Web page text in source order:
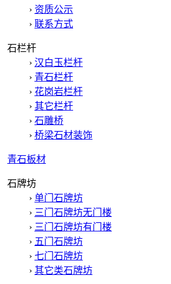
› 资质公示
› 联系方式
石栏杆
› 汉白玉栏杆
› 青石栏杆
› 花岗岩栏杆
› 其它栏杆
› 石雕桥
› 桥梁石材装饰
青石板材
石牌坊
› 单门石牌坊
› 三门石牌坊无门楼
› 三门石牌坊有门楼
› 五门石牌坊
› 七门石牌坊
› 其它类石牌坊